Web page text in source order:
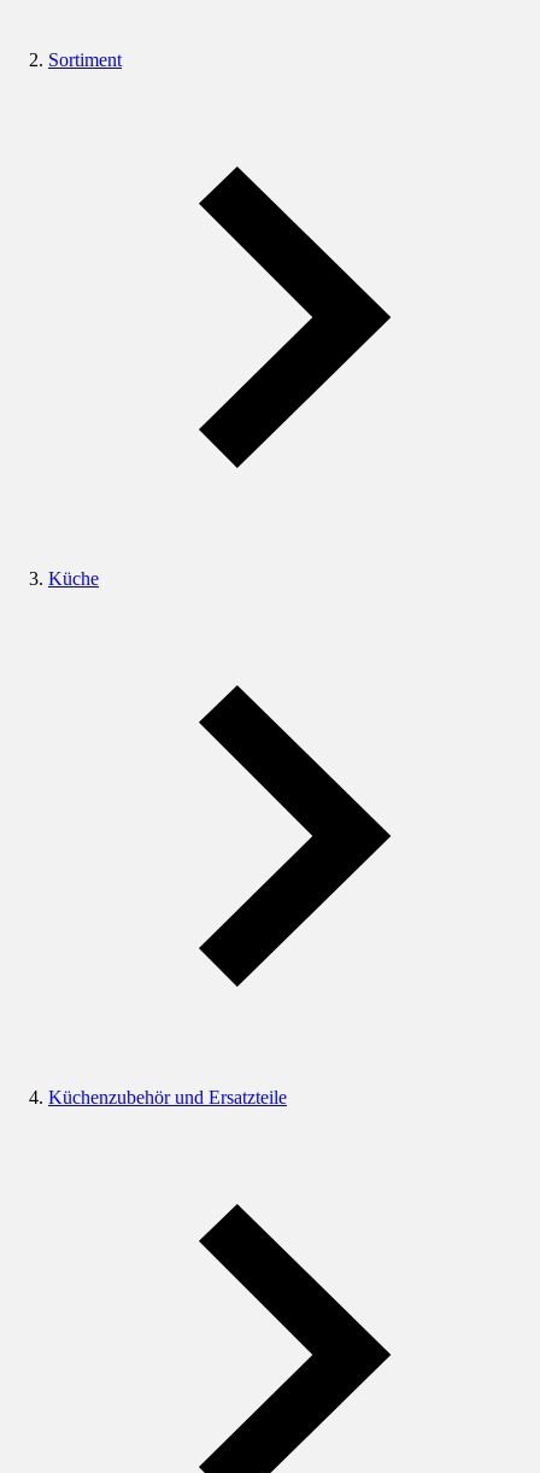
Sortiment
Küche
Küchenzubehör und Ersatzteile